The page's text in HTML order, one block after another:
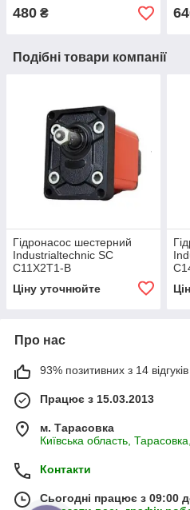
480 ₴
Подібні товари компанії
Гідронасос шестерний
Industrialtechnic SC
C11X2T1-B
Ціну уточнюйте
Про нас
93% позитивних з 14 відгуків
Працює з 15.03.2013
м. Тарасовка
Київська область,
Контакти
Сьогодні працює з 09:00